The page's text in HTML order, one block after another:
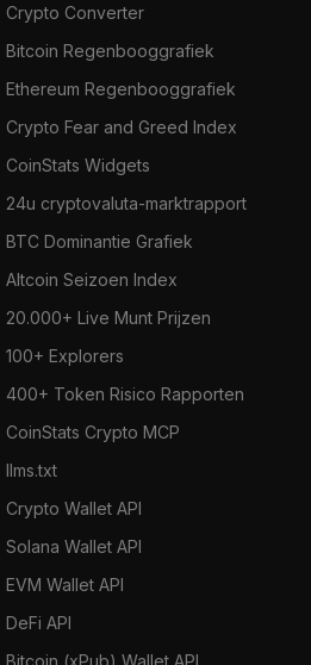
Crypto Converter
Bitcoin Regenbooggrafiek
Ethereum Regenbooggrafiek
Crypto Fear and Greed Index
CoinStats Widgets
24u cryptovaluta-marktrapport
BTC Dominantie Grafiek
Altcoin Seizoen Index
20.000+ Live Munt Prijzen
100+ Explorers
400+ Token Risico Rapporten
CoinStats Crypto MCP
llms.txt
Crypto Wallet API
Solana Wallet API
EVM Wallet API
DeFi API
Bitcoin (xPub) Wallet API